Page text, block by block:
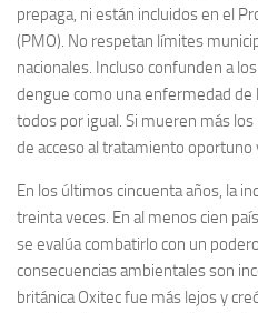
prepaga, ni están incluidos en el
(PMO). No respetan límites
nacionales. Incluso confunden a
dengue como una enfermedad de
todos por igual. Si mueren más
de acceso al tratamiento oportuno
En los últimos cincuenta años, la
treinta veces. En al menos cien
se evalúa combatirlo con un
consecuencias ambientales son
británica Oxitec fue más lejos y